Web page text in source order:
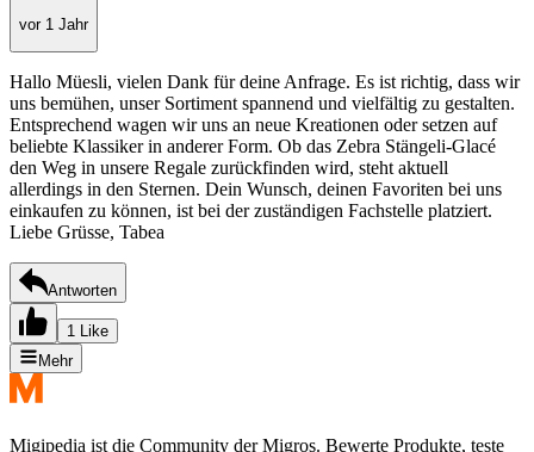
vor 1 Jahr
Hallo Müesli, vielen Dank für deine Anfrage. Es ist richtig, dass wir
uns bemühen, unser Sortiment spannend und vielfältig zu gestalten.
Entsprechend wagen wir uns an neue Kreationen oder setzen auf
beliebte Klassiker in anderer Form. Ob das Zebra Stängeli-Glacé
den Weg in unsere Regale zurückfinden wird, steht aktuell
allerdings in den Sternen. Dein Wunsch, deinen Favoriten bei uns
einkaufen zu können, ist bei der zuständigen Fachstelle platziert.
Liebe Grüsse, Tabea
Antworten
1 Like
Mehr
Migipedia ist die Community der Migros. Bewerte Produkte, teste